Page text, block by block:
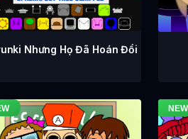
Nhưng Họ Đã Hoán Đổi